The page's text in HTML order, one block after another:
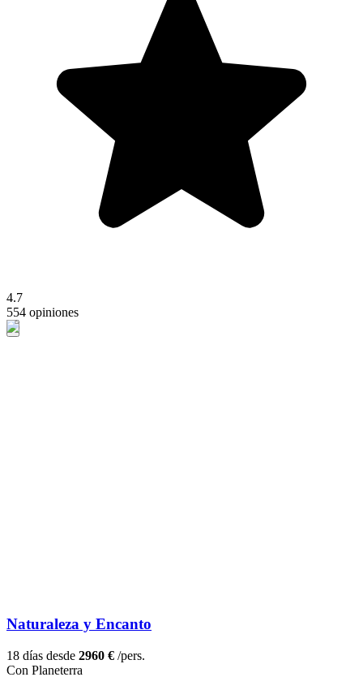
4.7
554 opiniones
Naturaleza y Encanto
18 días desde 2960 € /pers.
Con Planeterra